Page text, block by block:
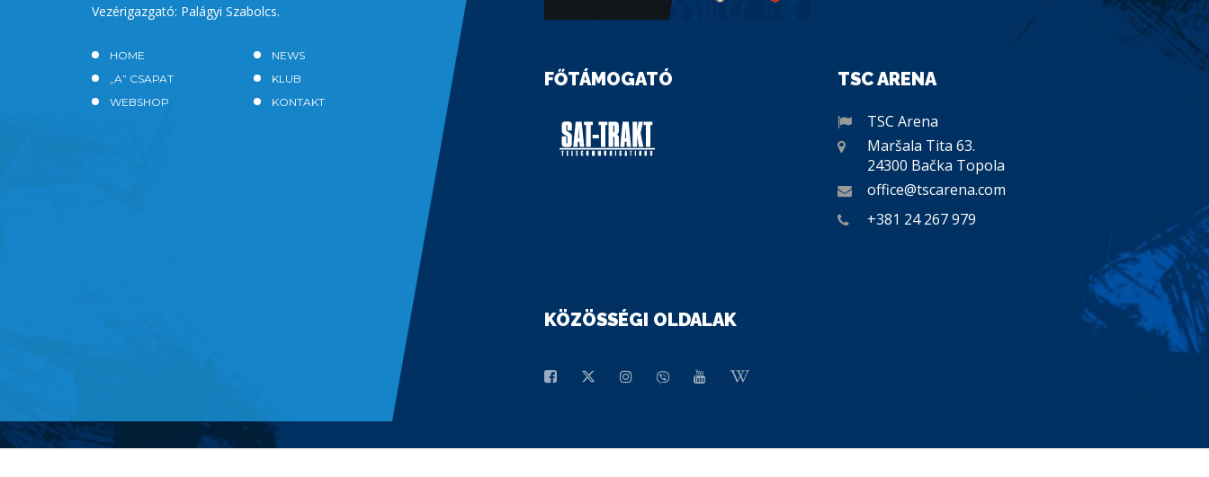
Vezérigazgató: Palágyi Szabolcs.
HOME
NEWS
„A” CSAPAT
KLUB
WEBSHOP
KONTAKT
FŐTÁMOGATÓ TSC ARENA
TSC Arena
Maršala Tita 63.
24300 Bačka Topola
office@tscarena.com
+381 24 267 979
KÖZÖSSÉGI OLDALAK